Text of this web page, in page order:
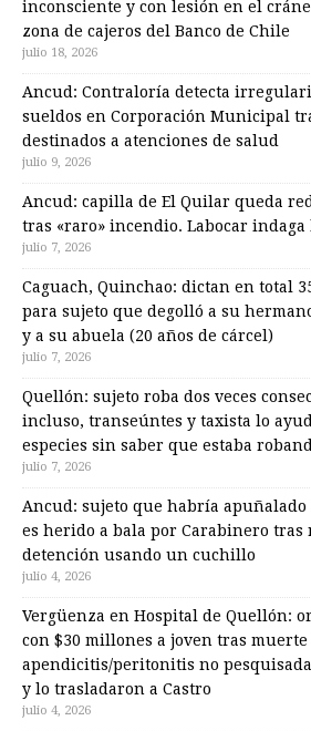
inconsciente y con lesión en el
zona de cajeros del Banco de Chile
julio 18, 2026
Ancud: Contraloría detecta
sueldos en Corporación Municipal
destinados a atenciones de salud
julio 9, 2026
Ancud: capilla de El Quilar queda
tras «raro» incendio. Labocar indaga
julio 7, 2026
Caguach, Quinchao: dictan en total
para sujeto que degolló a su
y a su abuela (20 años de cárcel)
julio 7, 2026
Quellón: sujeto roba dos veces
incluso, transeúntes y taxista lo
especies sin saber que estaba
julio 7, 2026
Ancud: sujeto que habría apuñalado
es herido a bala por Carabinero tras
detención usando un cuchillo
julio 4, 2026
Vergüenza en Hospital de Quellón:
con $30 millones a joven tras
apendicitis/peritonitis no
y lo trasladaron a Castro
julio 4, 2026